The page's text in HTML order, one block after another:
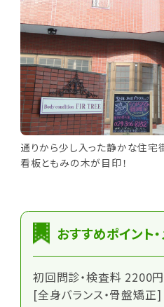
通りから少し入った静かな住宅
看板ともみの木が目印！
おすすめポイント
初回問診・検査料 2200円
[全身バランス・骨盤矯